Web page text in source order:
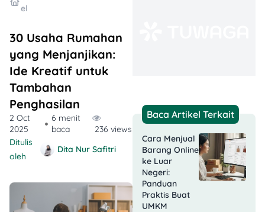
el
30 Usaha Rumahan
yang Menjanjikan:
Ide Kreatif untuk
Tambahan
Penghasilan
2 Oct
2025
6 menit
baca
236 views
Ditulis
oleh
Dita Nur Safitri
Baca Artikel Terkait
Cara Menjual
Barang Online
ke Luar
Negeri:
Panduan
Praktis Buat
UMKM